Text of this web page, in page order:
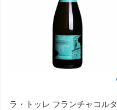
ラ・トッレ フランチャコルタ